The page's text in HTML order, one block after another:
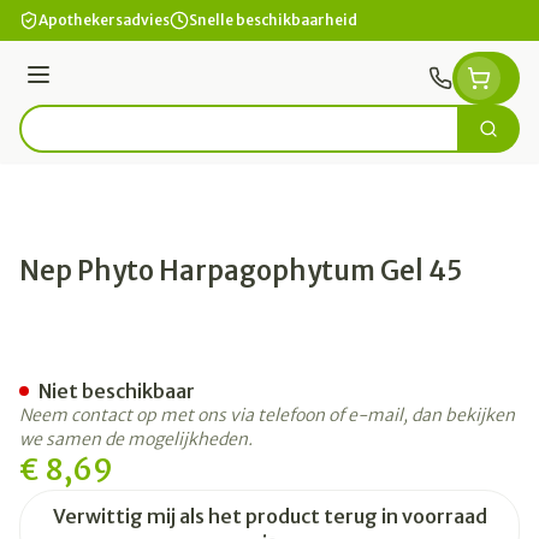
Ga naar de inhoud
Apothekersadvies Snelle beschikbaarheid
Menu
Product, merk, categorie... Zoek
Nep Phyto Harpagophytum Gel 45
€ 8,69
Verwittig mij als het product terug in voorraad
Niet beschikbaar
Neem contact op met ons via telefoon of e-mail, dan bekijken
we samen de mogelijkheden.